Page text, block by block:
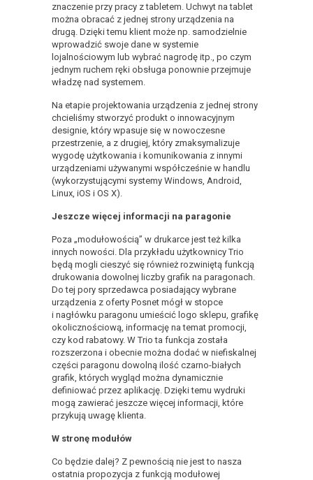
znaczenie przy pracy z tabletem. Uchwyt na tablet
można obracać z jednej strony urządzenia na
drugą. Dzięki temu klient może np. samodzielnie
wprowadzić swoje dane w systemie
lojalnościowym lub wybrać nagrodę itp., po czym
jednym ruchem ręki obsługa ponownie przejmuje
władzę nad systemem.
Na etapie projektowania urządzenia z jednej strony
chcieliśmy stworzyć produkt o innowacyjnym
designie, który wpasuje się w nowoczesne
przestrzenie, a z drugiej, który zmaksymalizuje
wygodę użytkowania i komunikowania z innymi
urządzeniami używanymi współcześnie w handlu
(wykorzystującymi systemy Windows, Android,
Linux, iOS i OS X).
Jeszcze więcej informacji na paragonie
Poza „modułowością” w drukarce jest też kilka
innych nowości. Dla przykładu użytkownicy Trio
będą mogli cieszyć się również rozwiniętą funkcją
drukowania dowolnej liczby grafik na paragonach.
Do tej pory sprzedawca posiadający wybrane
urządzenia z oferty Posnet mógł w stopce
i nagłówku paragonu umieścić logo sklepu, grafikę
okolicznościową, informację na temat promocji,
czy kod rabatowy. W Trio ta funkcja została
rozszerzona i obecnie można dodać w niefiskalnej
części paragonu dowolną ilość czarno-białych
grafik, których wygląd można dynamicznie
definiować przez aplikację. Dzięki temu wydruki
mogą zawierać jeszcze więcej informacji, które
przykują uwagę klienta.
W stronę modułów
Co będzie dalej? Z pewnością nie jest to nasza
ostatnia propozycja z funkcją modułowej